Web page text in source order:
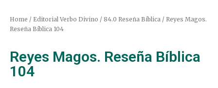
Home / Editorial Verbo Divino / 84.0 Reseña Bíblica / Reyes Magos.
Reseña Bíblica 104
Reyes Magos. Reseña Bíblica
104